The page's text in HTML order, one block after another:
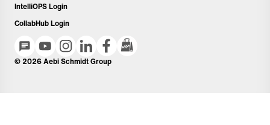
IntelliOPS Login
CollabHub Login
© 2026 Aebi Schmidt Group